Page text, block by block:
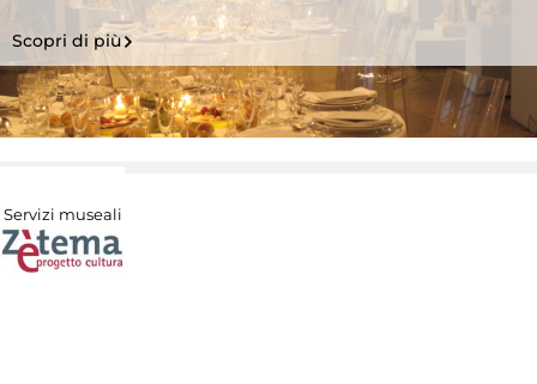
Scopri di più
Servizi museali